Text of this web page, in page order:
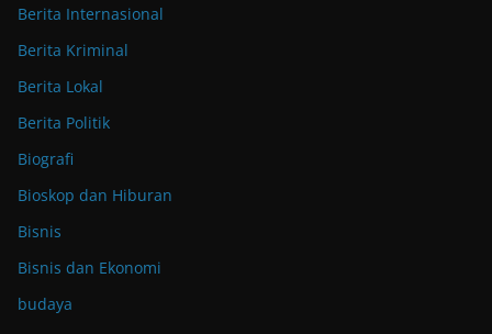
Berita Internasional
Berita Kriminal
Berita Lokal
Berita Politik
Biografi
Bioskop dan Hiburan
Bisnis
Bisnis dan Ekonomi
budaya